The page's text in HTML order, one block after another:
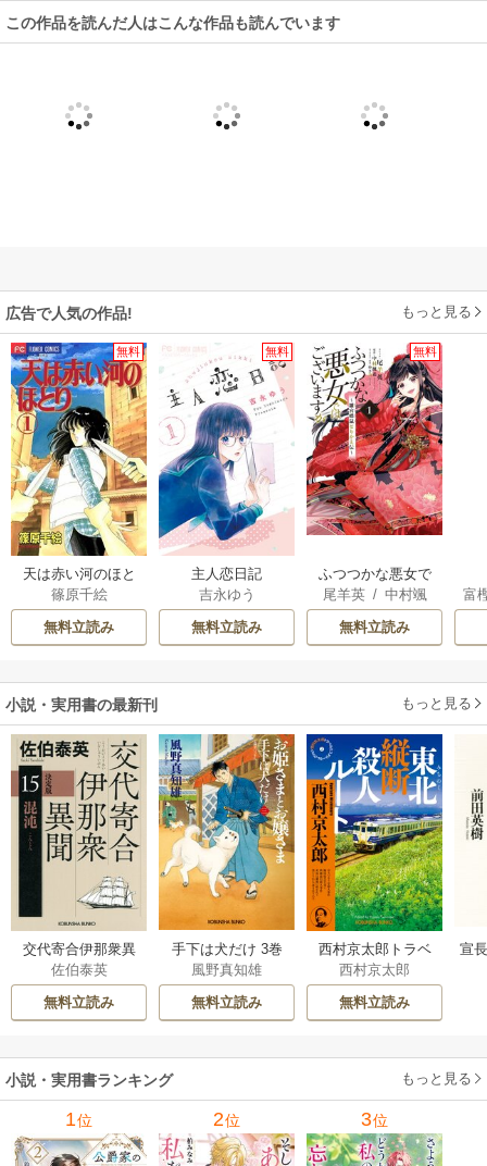
この作品を読んだ人はこんな作品も読んでいます
広告で人気の作品! もっと見る
無料
天は赤い河のほと
り
篠原千絵
無料立読み
無料
主人恋日記
吉永ゆう
無料立読み
無料
ふつつかな悪女で
はございますが ～
雛宮蝶鼠とりかえ
伝～
尾羊英/ 中村颯
希
/ ゆき哉
無料立読み
富
小説・実用書の最新刊 もっと見る
交代寄合伊那衆異
聞 15巻
佐伯泰英
無料立読み
手下は犬だけ 3巻
風野真知雄
無料立読み
西村京太郎トラベ
ルミステリー・セ
レクション 2巻
西村京太郎
無料立読み
宣
小説・実用書ランキング もっと見る
1位 2位 3位